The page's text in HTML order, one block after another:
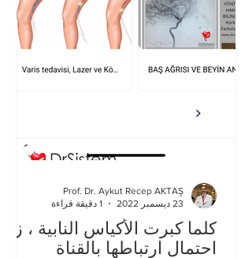
كلما كبرت الأكياس النابية ، زاد
احتمال ارتباطها بالقناة
Prof. Dr. Aykut Recep AKTAŞ
23 ديسمبر 2022
1 دقيقة قراءة